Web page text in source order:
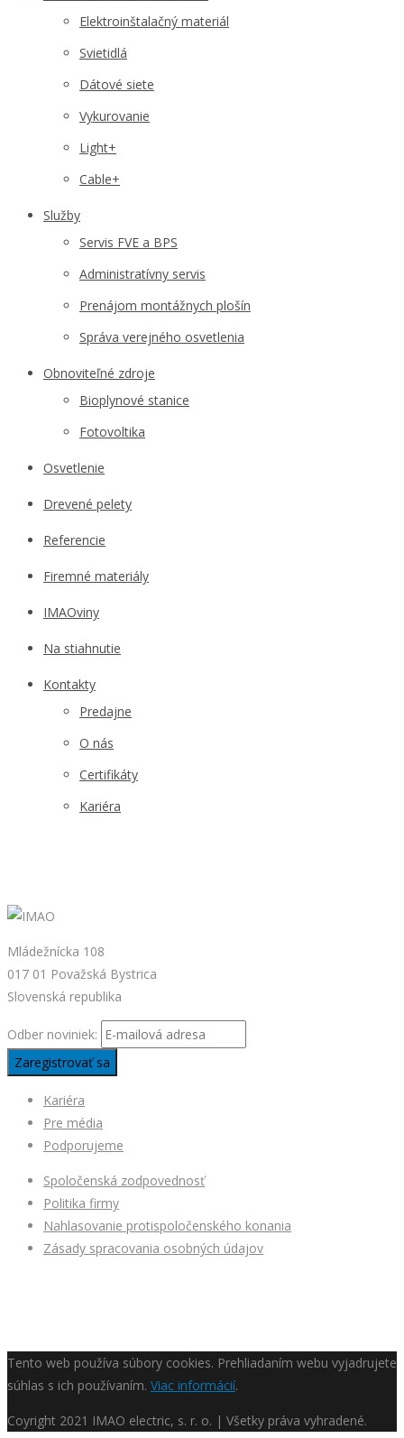
Elektroinštalačný materiál
Svietidlá
Dátové siete
Vykurovanie
Light+
Cable+
Služby
Servis FVE a BPS
Administratívny servis
Prenájom montážnych plošín
Správa verejného osvetlenia
Obnoviteľné zdroje
Bioplynové stanice
Fotovoltika
Osvetlenie
Drevené pelety
Referencie
Firemné materiály
IMAOviny
Na stiahnutie
Kontakty
Predajne
O nás
Certifikáty
Kariéra
Mládežnícka 108
017 01 Považská Bystrica
Slovenská republika
Odber noviniek:
Kariéra
Pre média
Podporujeme
Spoločenská zodpovednosť
Politika firmy
Nahlasovanie protispoločenského konania
Zásady spracovania osobných údajov
Tento web používa súbory cookies. Prehliadaním webu vyjadrujete
súhlas s ich používaním. Viac informácií.
Coyright 2021 IMAO electric, s. r. o. | Všetky práva vyhradené.